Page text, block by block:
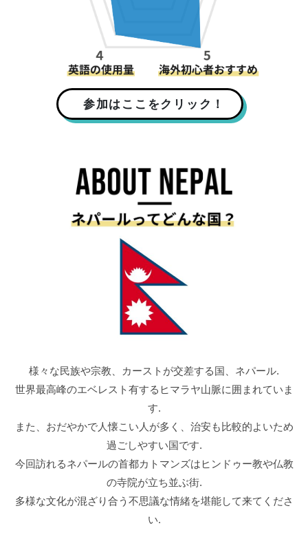
参加はここをクリック！
様々な民族や宗教、カーストが交差する国、ネパール.
世界最高峰のエベレスト有するヒマラヤ山脈に囲まれていま
す.
また、おだやかで人懐こい人が多く、治安も比較的よいため
過ごしやすい国です.
今回訪れるネパールの首都カトマンズはヒンドゥー教や仏教
の寺院が立ち並ぶ街.
多様な文化が混ざり合う不思議な情緒を堪能して来てくださ
い.